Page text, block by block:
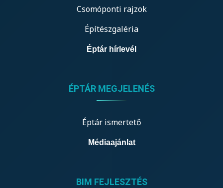
Csomóponti rajzok
Építészgaléria
Éptár hírlevél
ÉPTÁR MEGJELENÉS
Éptár ismertető
Médiaajánlat
BIM FEJLESZTÉS